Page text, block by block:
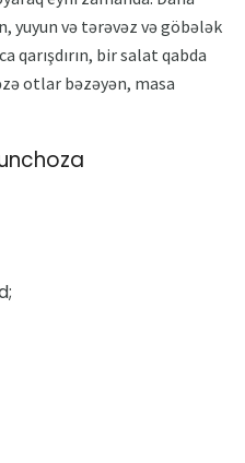
yuyun və tərəvəz və göbələk
qarışdırın, bir salat qabda
otlar bəzəyən, masa